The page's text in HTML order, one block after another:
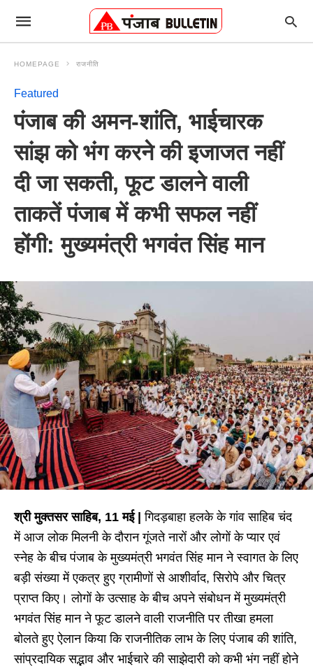
HOMEPAGE राजनीति
Featured
पंजाब की अमन-शांति, भाईचारक
सांझ को भंग करने की इजाजत नहीं
दी जा सकती, फूट डालने वाली
ताकतें पंजाब में कभी सफल नहीं
होंगी: मुख्यमंत्री भगवंत सिंह मान
श्री मुक्तसर साहिब, 11 मई | गिदड़बाहा हलके के गांव साहिब चंद
में आज लोक मिलनी के दौरान गूंजते नारों और लोगों के प्यार एवं
स्नेह के बीच पंजाब के मुख्यमंत्री भगवंत सिंह मान ने स्वागत के लिए
बड़ी संख्या में एकत्र हुए ग्रामीणों से आशीर्वाद, सिरोपे और चित्र
प्राप्त किए। लोगों के उत्साह के बीच अपने संबोधन में मुख्यमंत्री
भगवंत सिंह मान ने फूट डालने वाली राजनीति पर तीखा हमला
बोलते हुए ऐलान किया कि राजनीतिक लाभ के लिए पंजाब की शांति,
सांप्रदायिक सद्भाव और भाईचारे की साझेदारी को कभी भंग नहीं होने